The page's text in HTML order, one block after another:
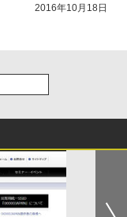
2016年10月18日